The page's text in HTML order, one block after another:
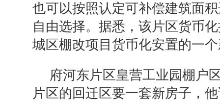
也可以按照认定可补偿建筑面
自由选择。据悉，该片区货币
城区棚改项目货币化安置的一
府河东片区皇营工业园棚户
片区的回迁区要一套新房子，